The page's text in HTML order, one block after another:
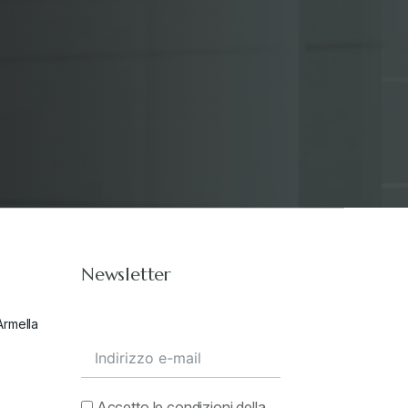
Stampa 2023
valore in dogana +
Newsletter